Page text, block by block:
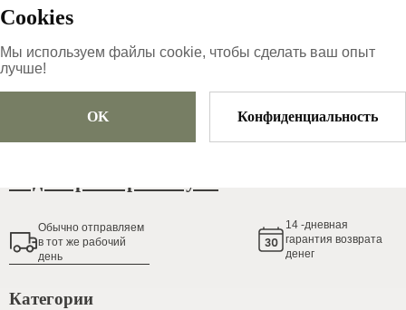
Cookies
Мы используем файлы cookie, чтобы сделать ваш опыт
лучше!
OK Конфиденциальность
Размер Выберите размер
Обычно oтправляем
в тот же рабочий
день
14 -дневная
гарантия возврата
денег
Категории